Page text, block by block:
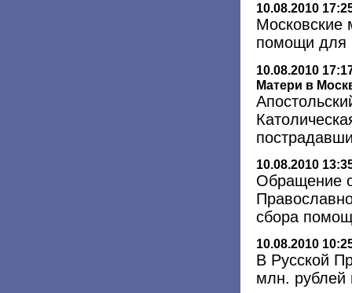
10.08.2010
Московские
помощи для
10.08.2010
Матери в
10.08.2010
Обращение
сбора
10.08.2010
В Русской
млн. рублей